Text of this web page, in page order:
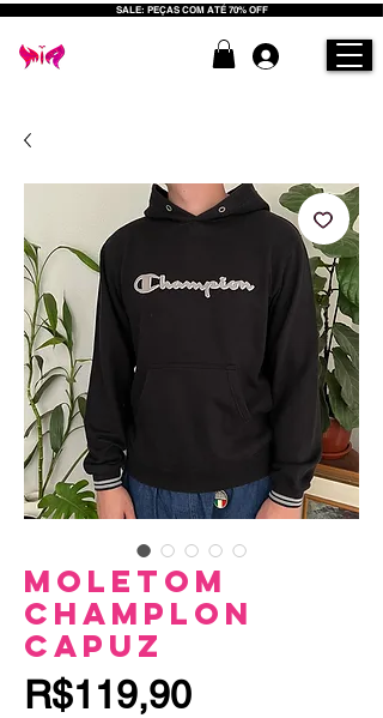
SALE: PEÇAS COM ATÉ 70% OFF
Moletom
Champlon
Capuz
R$119,90Price